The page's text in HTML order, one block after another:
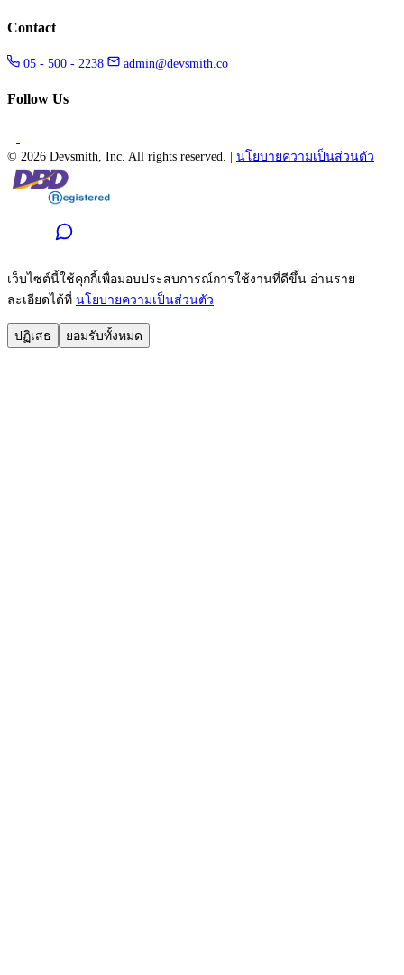
Contact
05 - 500 - 2238 admin@devsmith.co
Follow Us
© 2026 Devsmith, Inc. All rights reserved. นโยบายความเป็นส่วนตัว
เว็บไซต์นี้ใช้คุกกี้เพื่อมอบประสบการณ์การใช้งานที่ดีขึ้น อ่านราย
ละเอียดได้ที่ นโยบายความเป็นส่วนตัว
ปฏิเสธ ยอมรับทั้งหมด